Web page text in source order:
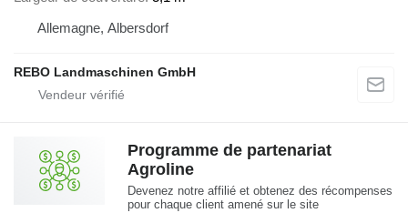
Allemagne, Albersdorf
REBO Landmaschinen GmbH
Programme de partenariat
Agroline
Devenez notre affilié et obtenez des récompenses
pour chaque client amené sur le site